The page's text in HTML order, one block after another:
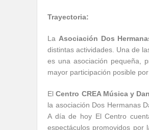
Trayectoria:
La Asociación Dos
distintas actividades. Una de
es una asociación pequeña,
mayor participación posible
ElCentro CREA Música y
la asociación Dos Hermanas
A día de hoy El Centro
espectáculos promovidos por